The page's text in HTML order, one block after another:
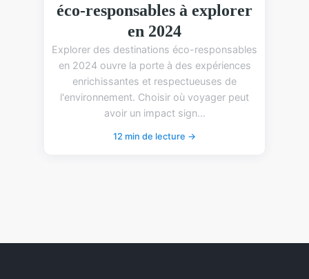
éco-responsables à explorer
en 2024
Explorer des destinations éco-responsables
en 2024 ouvre la porte à des expériences
enrichissantes et respectueuses de
l'environnement. Choisir où voyager peut
avoir un impact sign...
12 min de lecture →